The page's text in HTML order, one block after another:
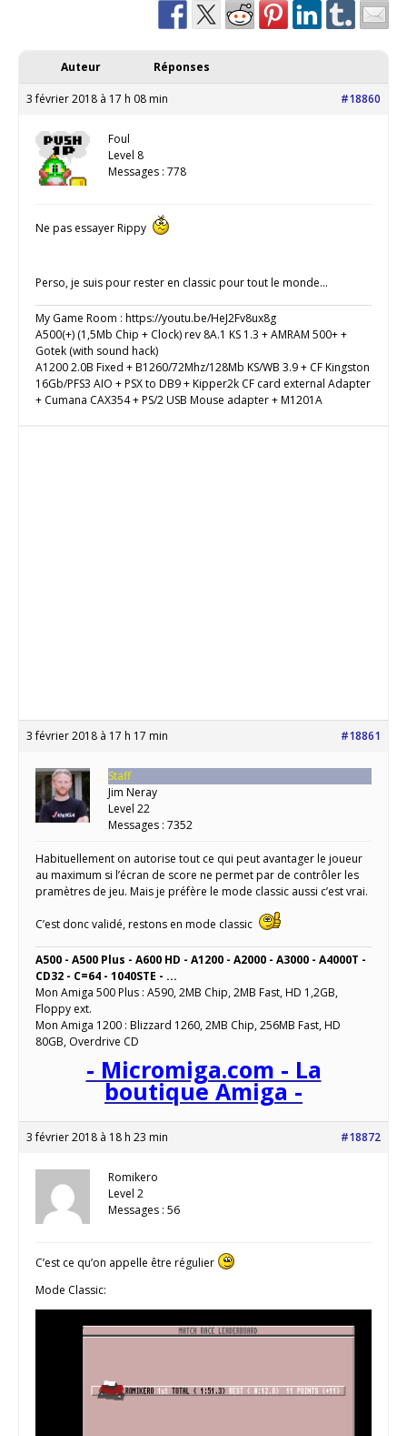
Auteur Réponses
3 février 2018 à 17 h 08 min #18860
Foul
Level 8
Messages : 778
Ne pas essayer Rippy
Perso, je suis pour rester en classic pour tout le monde…
My Game Room : https://youtu.be/HeJ2Fv8ux8g
A500(+) (1,5Mb Chip + Clock) rev 8A.1 KS 1.3 + AMRAM 500+ +
Gotek (with sound hack)
A1200 2.0B Fixed + B1260/72Mhz/128Mb KS/WB 3.9 + CF Kingston
16Gb/PFS3 AIO + PSX to DB9 + Kipper2k CF card external Adapter
+ Cumana CAX354 + PS/2 USB Mouse adapter + M1201A
3 février 2018 à 17 h 17 min #18861
Staff
Jim Neray
Level 22
Messages : 7352
Habituellement on autorise tout ce qui peut avantager le joueur
au maximum si l’écran de score ne permet par de contrôler les
pramètres de jeu. Mais je préfère le mode classic aussi c’est vrai.
C’est donc validé, restons en mode classic
A500 - A500 Plus - A600 HD - A1200 - A2000 - A3000 - A4000T -
CD32 - C=64 - 1040STE - ...
Mon Amiga 500 Plus : A590, 2MB Chip, 2MB Fast, HD 1,2GB,
Floppy ext.
Mon Amiga 1200 : Blizzard 1260, 2MB Chip, 256MB Fast, HD
80GB, Overdrive CD
- Micromiga.com - La
boutique Amiga -
3 février 2018 à 18 h 23 min #18872
Romikero
Level 2
Messages : 56
C’est ce qu’on appelle être régulier
Mode Classic: